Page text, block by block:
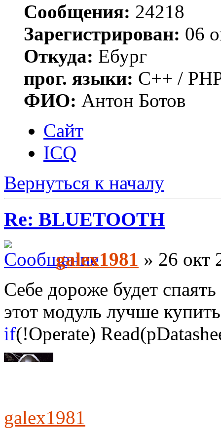
Сообщения: 24218
Зарегистрирован: 06
Откуда: Ебург
прог. языки: C++ /
ФИО: Антон Ботов
Сайт
ICQ
Вернуться к началу
Re: BLUETOOTH
galex1981 » 26 окт
Себе дороже будет
этот модуль лучше
if(!Operate)
galex1981